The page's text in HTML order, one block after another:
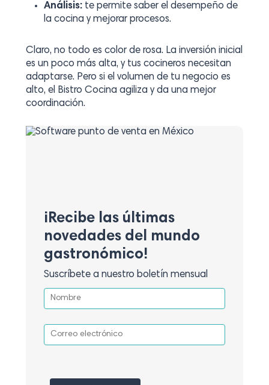
Análisis:te permite saber el desempeño de
la cocina y mejorar procesos.
Claro, no todo es color de rosa. La inversión inicial
es un poco más alta, y tus cocineros necesitan
adaptarse. Pero si el volumen de tu negocio es
alto, el Bistro Cocina agiliza y da una mejor
coordinación.
¡Recibe las últimas
novedades del mundo
gastronómico!
Suscríbete a nuestro boletín mensual